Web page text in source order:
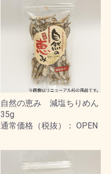
自然の恵み 減塩ちりめん
35g
通常価格（税抜）： OPEN